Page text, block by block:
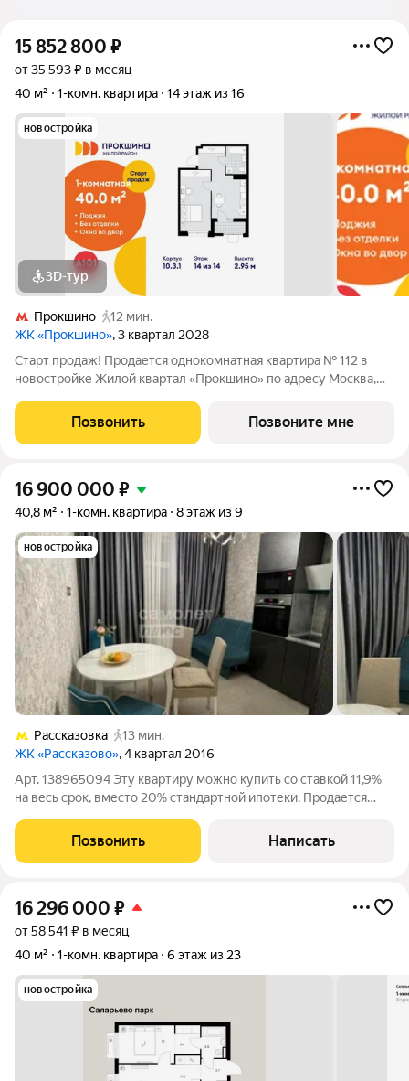
15 852 800 ₽
от 35 593 ₽ в месяц
40 м²
1-комн. квартира 14 этаж из 16
новостройка
3D-тур
Прокшино
12 мин.
ЖК «Прокшино», 3 квартал 2028
Старт продаж! Продается однокомнатная квартира № 112 в
новостройке Жилой квартал «Прокшино» по адресу Москва,
Новомосковский административный округ, район Коммунарка,
ЖК Прокшино, 7.1.3. Общая площадь
Позвонить Позвоните мне
16 900 000 ₽
40,8 м² 1-комн. квартира 8 этаж из 9
новостройка
Рассказовка
13 мин.
ЖК «Рассказово», 4 квартал 2016
Арт. 138965094 Эту квартиру можно купить со ставкой 11,9%
на весь срок, вместо 20% стандартной ипотеки. Продается
современном монолитном доме 2017 года постройки.
Квартира расположена на 8
Позвонить Написать
16 296 000 ₽
от 58 541 ₽ в месяц
40 м²
1-комн. квартира 6 этаж из 23
новостройка